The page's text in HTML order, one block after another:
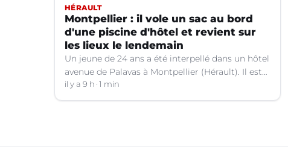
HÉRAULT
Montpellier : il vole un sac au bord
d'une piscine d'hôtel et revient sur
les lieux le lendemain
Un jeune de 24 ans a été interpellé dans un hôtel
avenue de Palavas à Montpellier (Hérault). Il est
suspecté d'avoir volé le sac d'une cliente.
il y a 9 h 1 min